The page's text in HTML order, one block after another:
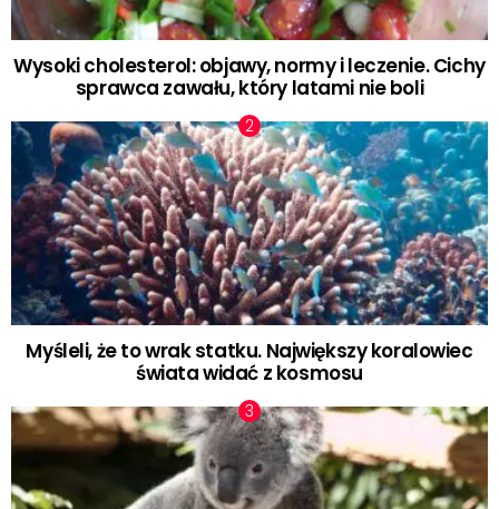
Wysoki cholesterol: objawy, normy i leczenie. Cichy
sprawca zawału, który latami nie boli
Myśleli, że to wrak statku. Największy koralowiec
świata widać z kosmosu